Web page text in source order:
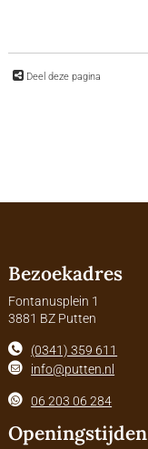
Deel deze pagina
Bezoekadres
Fontanusplein 1
3881 BZ Putten
(0341) 359 611
info@putten.nl
06 203 06 284
Openingstijden